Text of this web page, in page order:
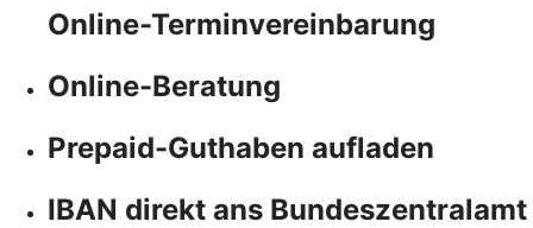
Online-Terminvereinbarung
Online-Beratung
Prepaid-Guthaben aufladen
IBAN direkt ans